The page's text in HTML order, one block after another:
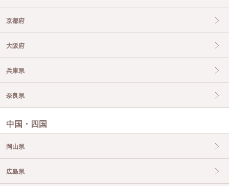
京都府
大阪府
兵庫県
奈良県
中国・四国
岡山県
広島県